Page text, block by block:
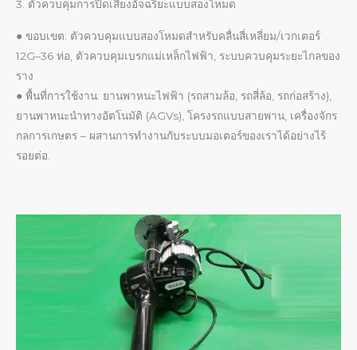
3. ตัวควบคุมการปิดเสียงอัจฉริยะแบบสองโหมด
● ขอบเขต: ตัวควบคุมแบบสองโหมดสำหรับคลื่นสี่เหลี่ยม/เวกเตอร์
12G–36 ท่อ, ตัวควบคุมเบรกแม่เหล็กไฟฟ้า, ระบบควบคุมระยะไกลของ
ราง
● พื้นที่การใช้งาน: ยานพาหนะไฟฟ้า (รถสามล้อ, รถสี่ล้อ, รถก่อสร้าง),
ยานพาหนะนำทางอัตโนมัติ (AGVs), โครงรถแบบสายพาน, เครื่องจักร
กลการเกษตร – ผสานการทำงานกับระบบมอเตอร์ของเราได้อย่างไร้
รอยต่อ.